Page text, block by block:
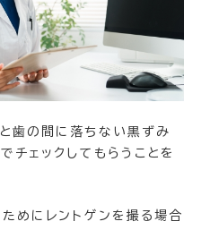
歯の間に落ちない黒ずみ
チェックしてもらうことを
めにレントゲンを撮る場合